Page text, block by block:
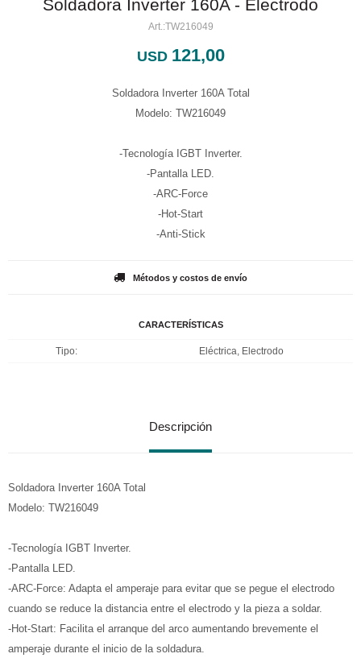
Soldadora Inverter 160A - Electrodo
TW216049
USD 121,00
Soldadora Inverter 160A Total
Modelo: TW216049
-Tecnología IGBT Inverter.
-Pantalla LED.
-ARC-Force
-Hot-Start
-Anti-Stick
Métodos y costos de envío
CARACTERÍSTICAS
Tipo Eléctrica, Electrodo
Descripción
Soldadora Inverter 160A Total
Modelo: TW216049
-Tecnología IGBT Inverter.
-Pantalla LED.
-ARC-Force: Adapta el amperaje para evitar que se pegue el electrodo
cuando se reduce la distancia entre el electrodo y la pieza a soldar.
-Hot-Start: Facilita el arranque del arco aumentando brevemente el
amperaje durante el inicio de la soldadura.